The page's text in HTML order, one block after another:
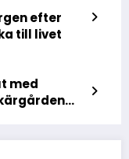
efter
till livet
med